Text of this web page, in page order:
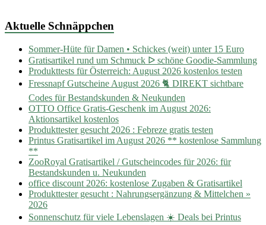
Aktuelle Schnäppchen
Sommer-Hüte für Damen • Schickes (weit) unter 15 Euro
Gratisartikel rund um Schmuck ᐅ schöne Goodie-Sammlung
Produkttests für Österreich: August 2026 kostenlos testen
Fressnapf Gutscheine August 2026 🐈 DIREKT sichtbare
Codes für Bestandskunden & Neukunden
OTTO Office Gratis-Geschenk im August 2026:
Aktionsartikel kostenlos
Produkttester gesucht 2026 : Febreze gratis testen
Printus Gratisartikel im August 2026 ** kostenlose Sammlung
**
ZooRoyal Gratisartikel / Gutscheincodes für 2026: für
Bestandskunden u. Neukunden
office discount 2026: kostenlose Zugaben & Gratisartikel
Produkttester gesucht : Nahrungsergänzung & Mittelchen »
2026
Sonnenschutz für viele Lebenslagen ☀️ Deals bei Printus